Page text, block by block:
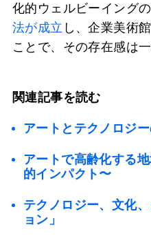
化的ウェルビーイング
法が成立 し、企業美術
ことで、その存在感は
関連記事を読む
アートとテクノロジ
アートで高齢化する
的インパクト〜
テクノロジー、文化
ョン」